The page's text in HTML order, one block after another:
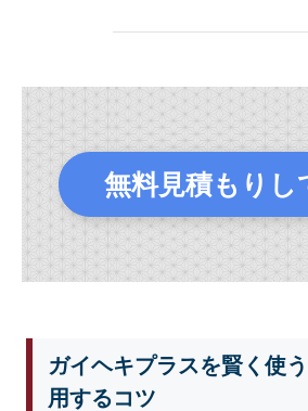
無料見積もりし
ガイヘキプラスを賢く使
用するコツ